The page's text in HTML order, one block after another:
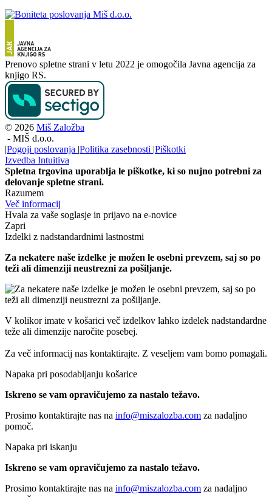
Prenovo spletne strani v letu 2022 je omogočila Javna agencija za
knjigo RS.
© 2026 Miš Založba
- MIŠ d.o.o.
|Pogoji poslovanja |Politika zasebnosti |Piškotki
Izvedba Intuitiva
Spletna trgovina uporablja le piškotke, ki so nujno potrebni za
delovanje spletne strani.
Razumem
Več informacij
Hvala za vaše soglasje in prijavo na e-novice
Zapri
Izdelki z nadstandardnimi lastnostmi
Za nekatere naše izdelke je možen le osebni prevzem, saj so po
teži ali dimenziji neustrezni za pošiljanje.
V kolikor imate v košarici več izdelkov lahko izdelek nadstandardne
teže ali dimenzije naročite posebej.
Za več informacij nas kontaktirajte. Z veseljem vam bomo pomagali.
Napaka pri posodabljanju košarice
Iskreno se vam opravičujemo za nastalo težavo.
Prosimo kontaktirajte nas na info@miszalozba.com za nadaljno
pomoč.
Napaka pri iskanju
Iskreno se vam opravičujemo za nastalo težavo.
Prosimo kontaktirajte nas na info@miszalozba.com za nadaljno